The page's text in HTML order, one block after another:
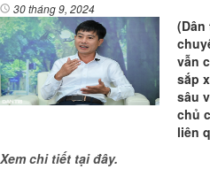
30 tháng 9, 2024
(Dân
vẫn
sắp
sâu
chủ
liên
Xem chi tiết tại đây.